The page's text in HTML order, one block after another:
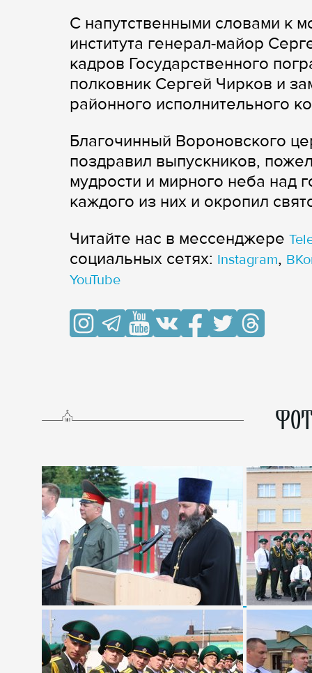
С напутственными словами к
института генерал-майор
кадров Государственного
полковник Сергей Чирков и
районного исполнительного
Благочинный Вороновского
поздравил выпускников,
мудрости и мирного неба над
каждого из них и окропил
Читайте нас в мессенджере
cоциальных сетях: Instagram,
YouTube